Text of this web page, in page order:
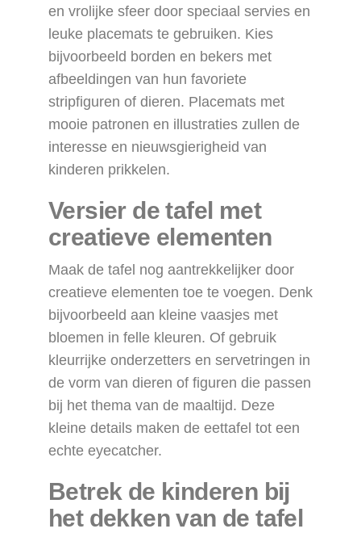
en vrolijke sfeer door speciaal servies en
leuke placemats te gebruiken. Kies
bijvoorbeeld borden en bekers met
afbeeldingen van hun favoriete
stripfiguren of dieren. Placemats met
mooie patronen en illustraties zullen de
interesse en nieuwsgierigheid van
kinderen prikkelen.
Versier de tafel met
creatieve elementen
Maak de tafel nog aantrekkelijker door
creatieve elementen toe te voegen. Denk
bijvoorbeeld aan kleine vaasjes met
bloemen in felle kleuren. Of gebruik
kleurrijke onderzetters en servetringen in
de vorm van dieren of figuren die passen
bij het thema van de maaltijd. Deze
kleine details maken de eettafel tot een
echte eyecatcher.
Betrek de kinderen bij
het dekken van de tafel